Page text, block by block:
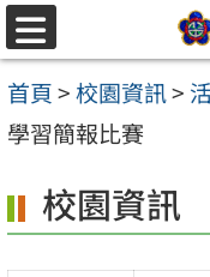
跳至主要內容區
選
單
首頁>校園資訊>
學習簡報比賽
校園資訊